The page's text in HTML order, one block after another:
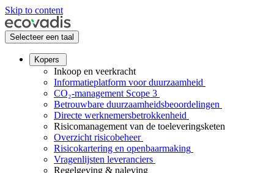
Skip to content
Selecteer een taal
Kopers
Inkoop en veerkracht
Informatieplatform voor duurzaamheid
CO₂-management Scope 3
Betrouwbare duurzaamheidsbeoordelingen
Directe werknemersbetrokkenheid
Risicomanagement van de toeleveringsketen
Overzicht risicobeheer
Risicokartering en openbaarmaking
Vragenlijsten leveranciers
Regelgeving & naleving